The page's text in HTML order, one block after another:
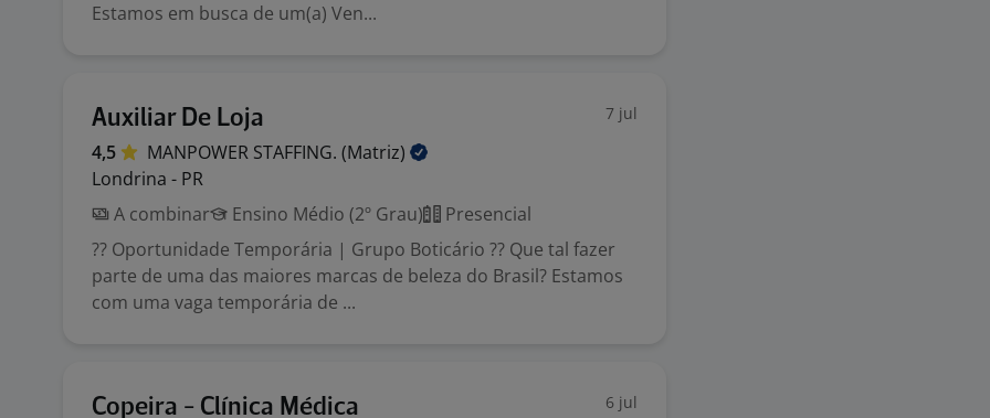
Estamos em busca de um(a) Ven...
Auxiliar De Loja 7 jul
4,5 MANPOWER STAFFING. (Matriz)
Londrina - PR
A combinar
Ensino Médio (2º Grau)
Presencial
?? Oportunidade Temporária | Grupo Boticário ?? Que tal fazer
parte de uma das maiores marcas de beleza do Brasil? Estamos
com uma vaga temporária de ...
Copeira - Clínica Médica 6 jul